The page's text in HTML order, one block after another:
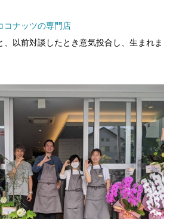
コナッツの専門店
以前対談したとき意気投合し、生まれま